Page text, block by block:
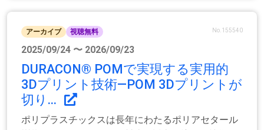
アーカイブ 視聴無料 No.155540
2025/09/24 〜 2026/09/23
DURACON® POMで実現する実用的
3Dプリント技術―POM 3Dプリントが
切り...
ポリプラスチックスは長年にわたるポリアセタール